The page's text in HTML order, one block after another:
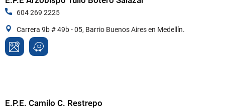
604 269 2225
Carrera 9b # 49b - 05, Barrio Buenos Aires en Medellín.
E.P.E. Camilo C. Restrepo